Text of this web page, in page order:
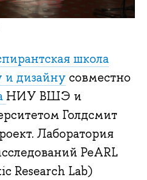
школа
дизайну совместно
НИУ ВШЭ и
Голдсмит
Лаборатория
PeARL
Research Lab)